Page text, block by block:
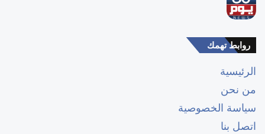
روابط تهمك
الرئيسية
من نحن
سياسة الخصوصية
اتصل بنا